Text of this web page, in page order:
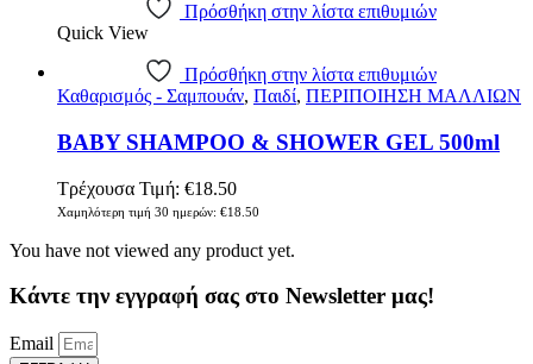
Πρόσθήκη στην λίστα επιθυμιών
Quick View
Πρόσθήκη στην λίστα επιθυμιών
Καθαρισμός - Σαμπουάν, Παιδί, ΠΕΡΙΠΟΙΗΣΗ ΜΑΛΛΙΩΝ
BABY SHAMPOO & SHOWER GEL 500ml
Τρέχουσα Τιμή: €18.50
Χαμηλότερη τιμή 30 ημερών: €18.50
You have not viewed any product yet.
Κάντε την εγγραφή σας στο Newsletter μας!
Email